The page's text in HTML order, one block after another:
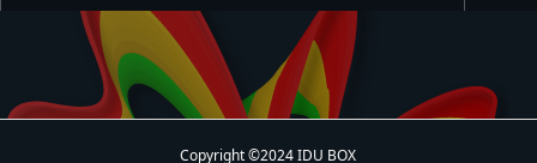
Copyright ©2024 IDU BOX